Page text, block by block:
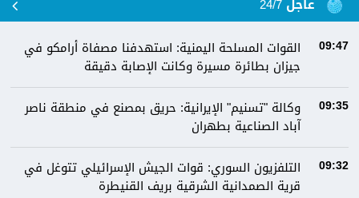
عاجل 24/7
09:47
القوات المسلحة اليمنية: استهدفنا مصفاة أرامكو في
جيزان بطائرة مسيرة وكانت الإصابة دقيقة
09:35
وكالة "تسنيم" الإيرانية: حريق بمصنع في منطقة ناصر
آباد الصناعية بطهران
09:32
التلفزيون السوري: قوات الجيش الإسرائيلي تتوغل في
قرية الصمدانية الشرقية بريف القنيطرة